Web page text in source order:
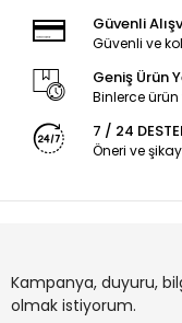
Güvenli
Güvenli ve
Geniş Ürün
Binlerce
7 / 24
Öneri ve
Kampanya, duyuru,
olmak istiyorum.